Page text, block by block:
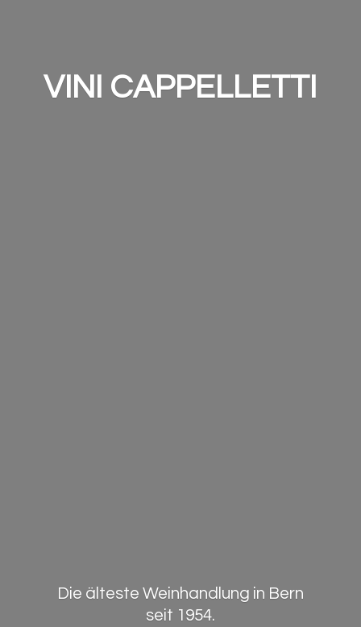
VINI CAPPELLETTI
Die älteste Weinhandlung in Bern
seit 1954.